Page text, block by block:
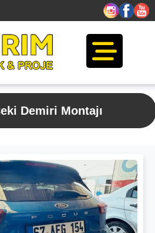
Demiri Montajı